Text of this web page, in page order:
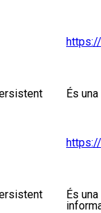
És una
És una